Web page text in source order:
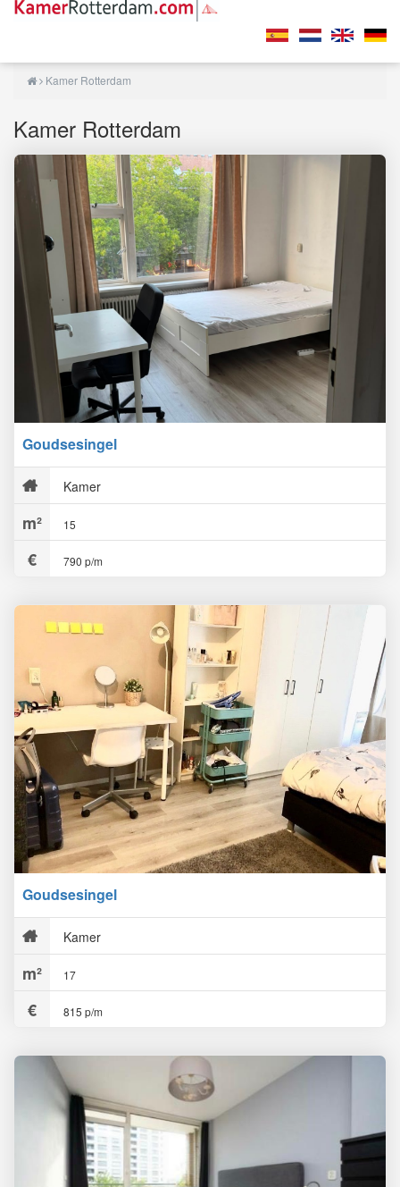
Kamer Rotterdam
Kamer Rotterdam
Goudsesingel
Kamer
15
790 p/m
Goudsesingel
Kamer
17
815 p/m